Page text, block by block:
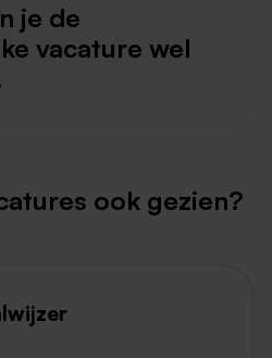
je de
vacature wel
ook gezien?